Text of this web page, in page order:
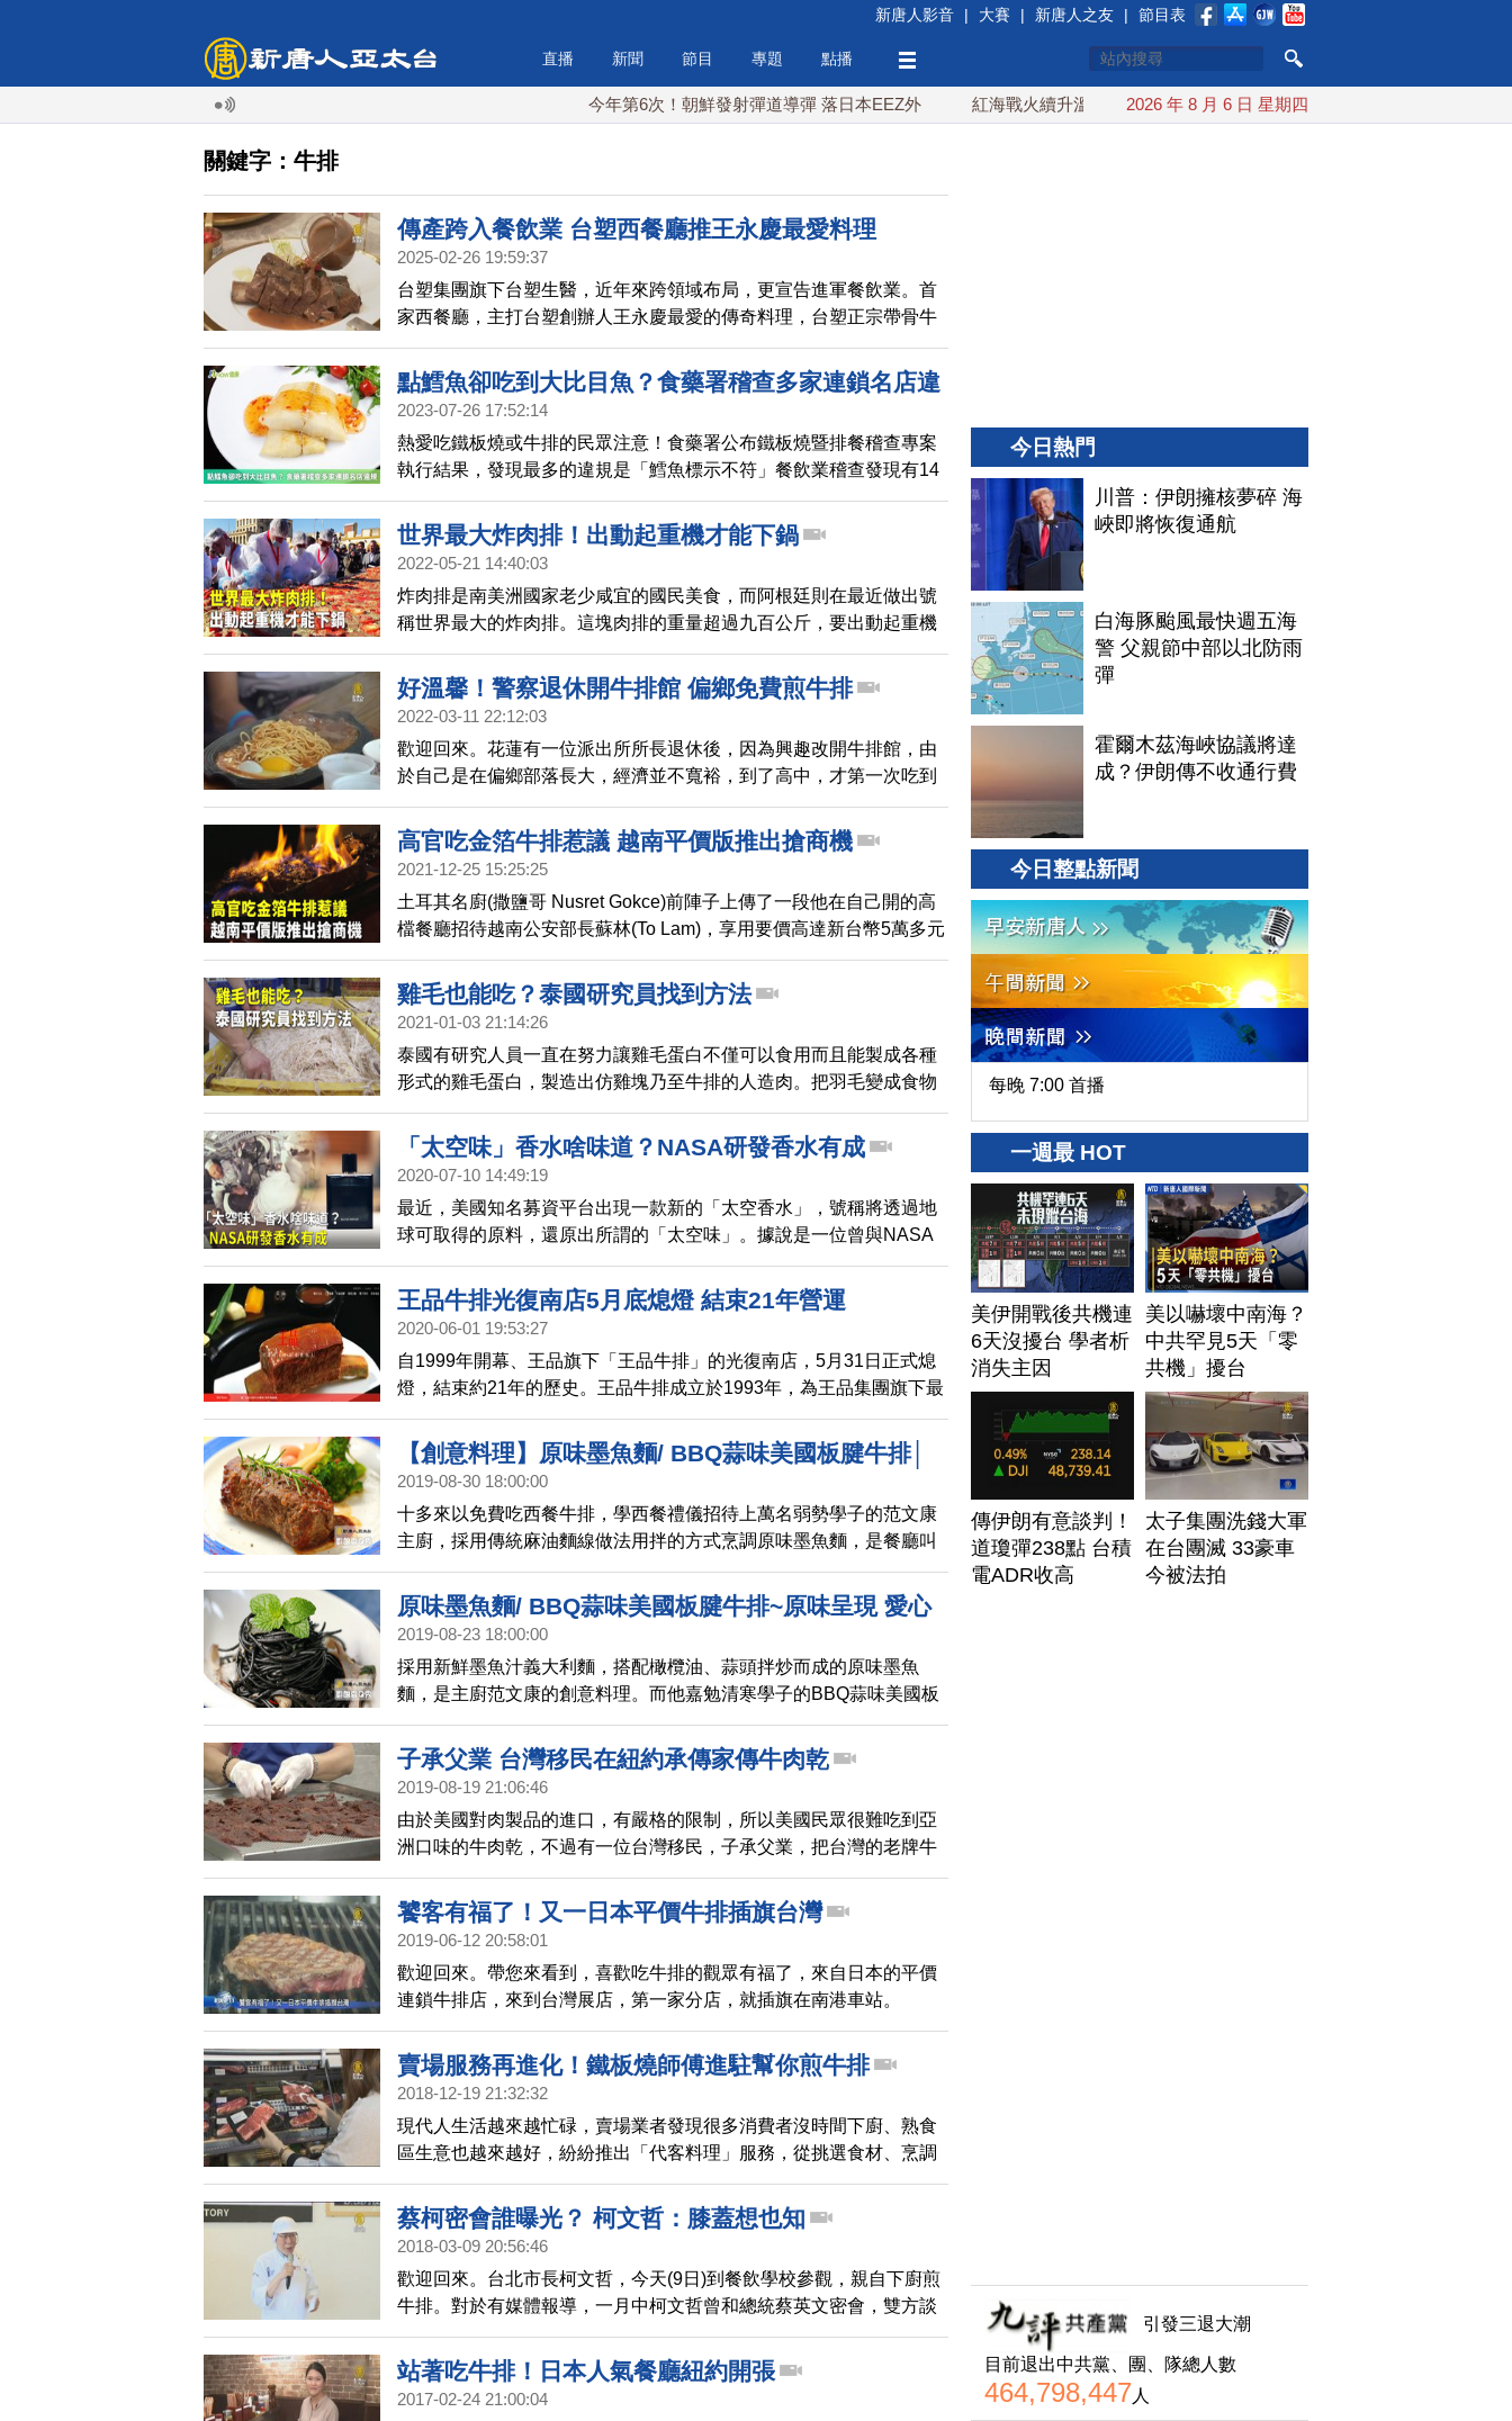
新唐人影音 | 大賽 | 新唐人之友 | 節目表
直播 新聞 節目 專題 點播
今年第6次！朝鮮發射彈道導彈 落日本EEZ外 紅海戰火續升溫 也門胡塞武裝稱又襲擊沙特油輪
2026 年 8 月 6 日 星期四
關鍵字：牛排
傳產跨入餐飲業 台塑西餐廳推王永慶最愛料理
2025-02-26 19:59:37
台塑集團旗下台塑生醫，近年來跨領域布局，更宣告進軍餐飲業。首
家西餐廳，主打台塑創辦人王永慶最愛的傳奇料理，台塑正宗帶骨牛
小排。40年來，首度對外公開。
點鱈魚卻吃到大比目魚？食藥署稽查多家連鎖名店違
規
2023-07-26 17:52:14
熱愛吃鐵板燒或牛排的民眾注意！食藥署公布鐵板燒暨排餐稽查專案
執行結果，發現最多的違規是「鱈魚標示不符」餐飲業稽查發現有14
家不合格，不乏知名連鎖店。食藥署提醒，「鱈形目」的魚種才可標
示鱈魚。
世界最大炸肉排！出動起重機才能下鍋
2022-05-21 14:40:03
炸肉排是南美洲國家老少咸宜的國民美食，而阿根廷則在最近做出號
稱世界最大的炸肉排。這塊肉排的重量超過九百公斤，要出動起重機
才能搬得動。
好溫馨！警察退休開牛排館 偏鄉免費煎牛排
2022-03-11 22:12:03
歡迎回來。花蓮有一位派出所所長退休後，因為興趣改開牛排館，由
於自己是在偏鄉部落長大，經濟並不寬裕，到了高中，才第一次吃到
牛排，讓他興起把美味送進部落的念頭，還改裝一輛行動餐車，到偏
鄉免費煎牛排給老人小孩吃，溫飽他們的胃、更溫暖他們的心。
高官吃金箔牛排惹議 越南平價版推出搶商機
2021-12-25 15:25:25
土耳其名廚(撒鹽哥 Nusret Gokce)前陣子上傳了一段他在自己開的高
檔餐廳招待越南公安部長蘇林(To Lam)，享用要價高達新台幣5萬多元
(美金1,912元)的金箔戰斧牛排影片，在政府聲稱打擊貪腐的越南引發
非議。越南國內一家飯店趁著這起事件，推出平價金箔戰斧牛排，搶
占商機。
雞毛也能吃？泰國研究員找到方法
2021-01-03 21:14:26
泰國有研究人員一直在努力讓雞毛蛋白不僅可以食用而且能製成各種
形式的雞毛蛋白，製造出仿雞塊乃至牛排的人造肉。把羽毛變成食物
的夢想並非遙不可及。
「太空味」香水啥味道？NASA研發香水有成
2020-07-10 14:49:19
最近，美國知名募資平台出現一款新的「太空香水」，號稱將透過地
球可取得的原料，還原出所謂的「太空味」。據說是一位曾與NASA
合作過的化學家創建了這款香水的配方，作為協助太空人事先了解外
太空實際氣味的一種方法。
王品牛排光復南店5月底熄燈 結束21年營運
2020-06-01 19:53:27
自1999年開幕、王品旗下「王品牛排」的光復南店，5月31日正式熄
燈，結束約21年的歷史。王品牛排成立於1993年，為王品集團旗下最
早成立、最具代表性的餐飲品牌，也是台灣極具代表性的牛排餐廳。
王品標榜一頭牛僅供6客王品小牛排，並經過醃料醃浸、慢火烘烤等手
法上桌。目前店內供應有王品牛小排、嫩煎干貝佐松露菲力、炙烤帶
【創意料理】原味墨魚麵/ BBQ蒜味美國板腱牛排│
廚娘香Q秀(544)
2019-08-30 18:00:00
十多來以免費吃西餐牛排，學西餐禮儀招待上萬名弱勢學子的范文康
主廚，採用傳統麻油麵線做法用拌的方式烹調原味墨魚麵，是餐廳叫
好的料理。他提醒九層塔要切才有香氣，菇加水及奶油炒成濃縮狀，
可保存又可煮湯。獨特蒜味sauce，配上板腱牛排的厚實，BBQ蒜味
美國板腱牛排充滿愛心美味。去掉的牛排筋可煮高湯或做PIZZA。熱
汁放乾淨容器裡最多可放一星期。
原味墨魚麵/ BBQ蒜味美國板腱牛排~原味呈現 愛心
料理│廚娘香Q秀(544)預告
2019-08-23 18:00:00
採用新鮮墨魚汁義大利麵，搭配橄欖油、蒜頭拌炒而成的原味墨魚
麵，是主廚范文康的創意料理。而他嘉勉清寒學子的BBQ蒜味美國板
腱牛排，充滿美味與愛心！
子承父業 台灣移民在紐約承傳家傳牛肉乾
2019-08-19 21:06:46
由於美國對肉製品的進口，有嚴格的限制，所以美國民眾很難吃到亞
洲口味的牛肉乾，不過有一位台灣移民，子承父業，把台灣的老牌牛
肉乾，帶到了紐約，一起去看一下。
饕客有福了！又一日本平價牛排插旗台灣
2019-06-12 20:58:01
歡迎回來。帶您來看到，喜歡吃牛排的觀眾有福了，來自日本的平價
連鎖牛排店，來到台灣展店，第一家分店，就插旗在南港車站。
賣場服務再進化！鐵板燒師傅進駐幫你煎牛排
2018-12-19 21:32:32
現代人生活越來越忙碌，賣場業者發現很多消費者沒時間下廚、熟食
區生意也越來越好，紛紛推出「代客料理」服務，從挑選食材、烹調
過程全都一目了然，還可以現場享用，只要付料理代工的價格，就能
享用最新鮮的料理，也讓生鮮、熟食區業績暴增10倍左右。
蔡柯密會誰曝光？ 柯文哲：膝蓋想也知
2018-03-09 20:56:46
歡迎回來。台北市長柯文哲，今天(9日)到餐飲學校參觀，親自下廚煎
牛排。對於有媒體報導，一月中柯文哲曾和總統蔡英文密會，雙方談
了兩岸議題，並討論民進黨內有派系不滿柯文哲，媒體關注密會是被
誰曝光。柯文哲受訪時，回答得直接。
站著吃牛排！日本人氣餐廳紐約開張
2017-02-24 21:00:04
今日熱門
川普：伊朗擁核夢碎 海
峽即將恢復通航
白海豚颱風最快週五海
警 父親節中部以北防雨
彈
霍爾木茲海峽協議將達
成？伊朗傳不收通行費
今日整點新聞
每晚 7:00 首播
一週最 HOT
美伊開戰後共機連
6天沒擾台 學者析
消失主因
美以嚇壞中南海？
中共罕見5天「零
共機」擾台
傳伊朗有意談判！
道瓊彈238點 台積
電ADR收高
太子集團洗錢大軍
在台團滅 33豪車
今被法拍
引發三退大潮
目前退出中共黨、團、隊總人數
464,798,447人